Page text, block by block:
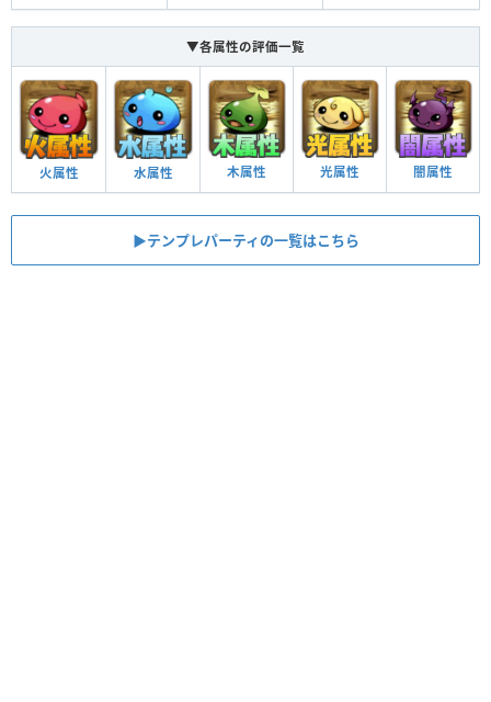
▼各属性の評価一覧
火属性 水属性 木属性 光属性 闇属性
▶︎テンプレパーティの一覧はこちら